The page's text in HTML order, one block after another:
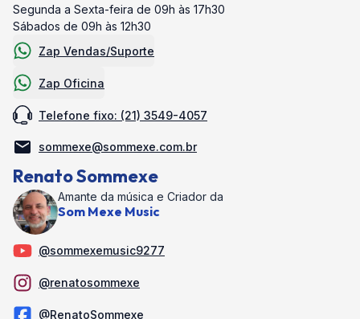
Segunda a Sexta-feira de 09h às 17h30
Sábados de 09h às 12h30
Zap Vendas/Suporte
Zap Oficina
Telefone fixo: (21) 3549-4057
sommexe@sommexe.com.br
Renato Sommexe
Amante da música e Criador da
Som Mexe Music
@sommexemusic9277
@renatosommexe
@RenatoSommexe